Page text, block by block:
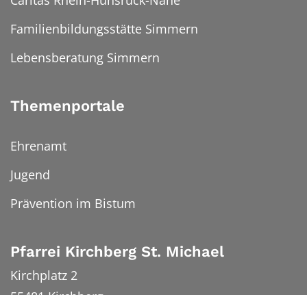
Familienbildungsstätte Simmern
Lebensberatung Simmern
Themenportale
Ehrenamt
Jugend
Prävention im Bistum
Pfarrei Kirchberg St. Michael
Kirchplatz 2